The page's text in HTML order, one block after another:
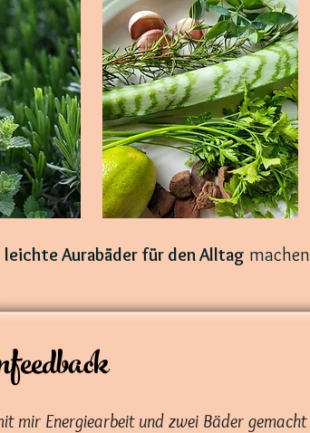
leichte Aurabäder für den Alltag
mir Energiearbeit und zwei Bäder